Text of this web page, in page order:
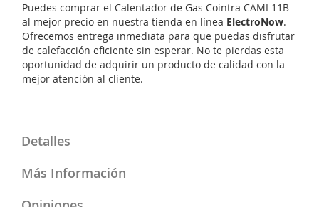
Puedes comprar el Calentador de Gas Cointra CAMI 11B
al mejor precio en nuestra tienda en línea ElectroNow.
Ofrecemos entrega inmediata para que puedas disfrutar
de calefacción eficiente sin esperar. No te pierdas esta
oportunidad de adquirir un producto de calidad con la
mejor atención al cliente.
Detalles
Más Información